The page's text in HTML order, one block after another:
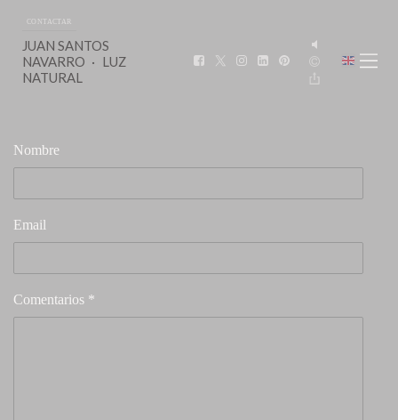
CONTACTAR
JUAN SANTOS
NAVARRO
LUZ
NATURAL
Nombre
Email
Comentarios *